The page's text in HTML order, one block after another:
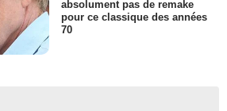
absolument pas de remake
pour ce classique des années
70